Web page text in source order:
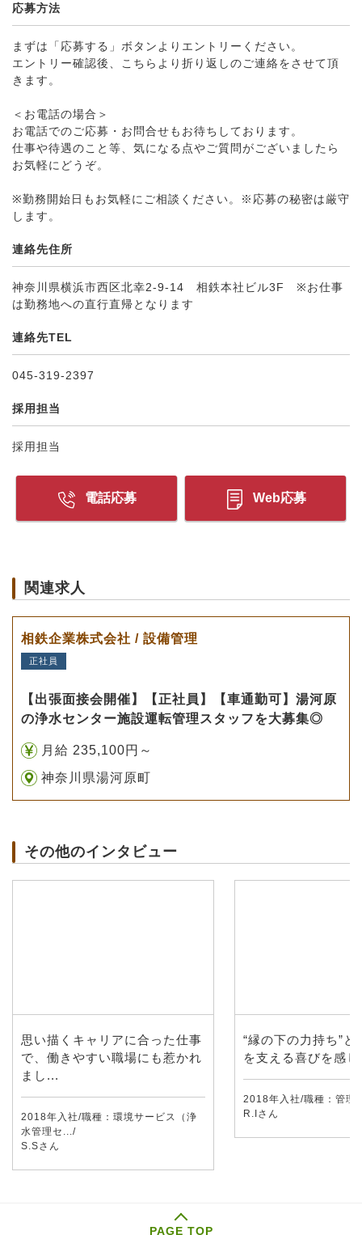
応募方法
まずは「応募する」ボタンよりエントリーください。
エントリー確認後、こちらより折り返しのご連絡をさせて頂
きます。
＜お電話の場合＞
お電話でのご応募・お問合せもお待ちしております。
仕事や待遇のこと等、気になる点やご質問がございましたら
お気軽にどうぞ。
※勤務開始日もお気軽にご相談ください。※応募の秘密は厳守
します。
連絡先住所
神奈川県横浜市西区北幸2-9-14 相鉄本社ビル3F ※お仕事
は勤務地への直行直帰となります
連絡先TEL
045-319-2397
採用担当
採用担当
電話応募 Web応募
関連求人
相鉄企業株式会社 / 設備管理
正社員
【出張面接会開催】【正社員】【車通勤可】湯河原
の浄水センター施設運転管理スタッフを大募集◎
月給 235,100円～
神奈川県湯河原町
その他のインタビュー
思い描くキャリアに合った仕事
で、働きやすい職場にも惹かれ
まし...
2018年入社/職種：環境サービス（浄
水管理セ.../
S.Sさん
“縁の下の力持ち”と
を支える喜びを感
2018年入社/職種：管理/
R.Iさん
PAGE TOP